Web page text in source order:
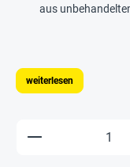
aus
weiterlesen
Produkt